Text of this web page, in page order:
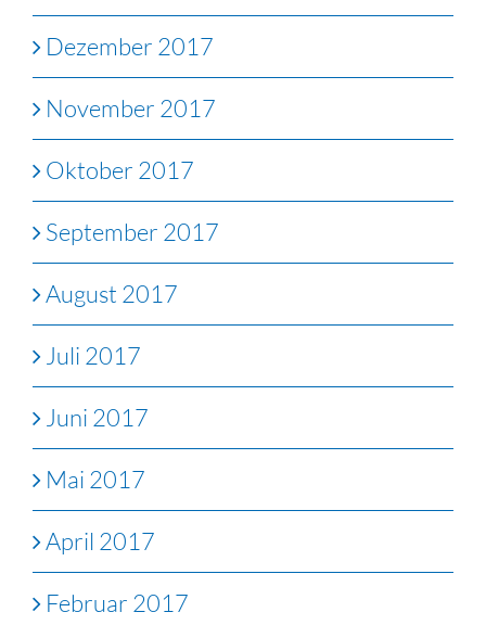
Dezember 2017
November 2017
Oktober 2017
September 2017
August 2017
Juli 2017
Juni 2017
Mai 2017
April 2017
Februar 2017